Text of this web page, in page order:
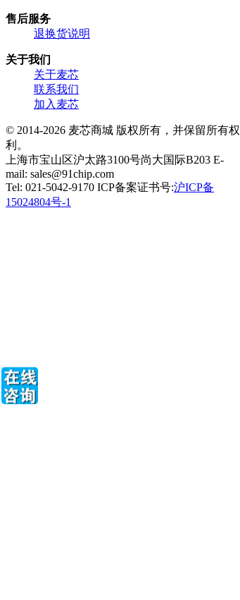
售后服务
退换货说明
关于我们
关于麦芯
联系我们
加入麦芯
© 2014-2026 麦芯商城 版权所有，并保留所有权
利。
上海市宝山区沪太路3100号尚大国际B203 E-
mail: sales@91chip.com
Tel: 021-5042-9170 ICP备案证书号:沪ICP备
15024804号-1